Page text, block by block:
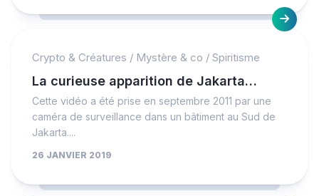
Crypto & Créatures / Mystère & co / Spiritisme
La curieuse apparition de Jakarta…
Cette vidéo a été prise en septembre 2011 par une
caméra de surveillance dans un bâtiment au Sud de
Jakarta....
26 JANVIER 2019